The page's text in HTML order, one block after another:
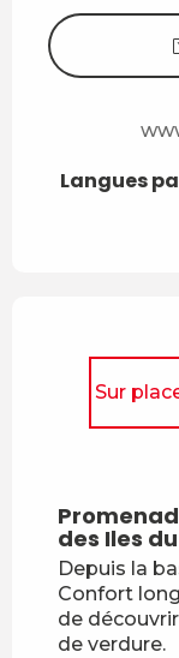
Langues
Langues
Sur
des Iles
Depuis la
Confort
de
de verdure.